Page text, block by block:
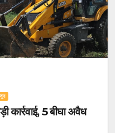
कार्रवाई, 5 बीघा अवैध